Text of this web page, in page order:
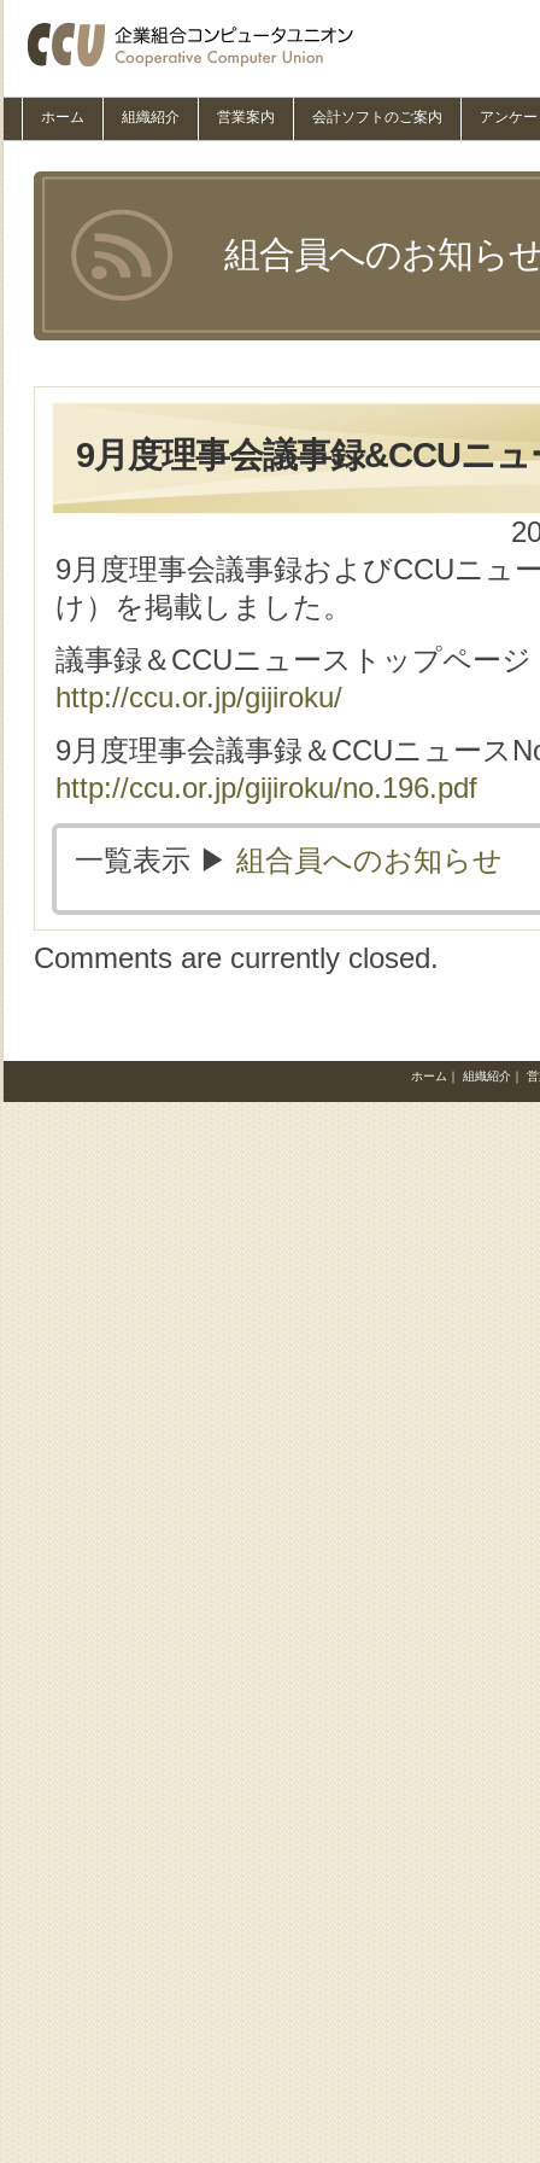
ホーム 組織紹介 営業案内 会計ソフトのご案内 アンケ
組合員へのお知ら
9月度理事会議事録&CCUニ
9月度理事会議事録およびCCUニュ
け）を掲載しました。
議事録＆CCUニューストップページ
http://ccu.or.jp/gijiroku/
9月度理事会議事録＆CCUニュース
http://ccu.or.jp/gijiroku/no.196.pdf
一覧表示 ▶︎ 組合員へのお知らせ
Comments are currently closed.
ホーム ｜ 組織紹介 ｜